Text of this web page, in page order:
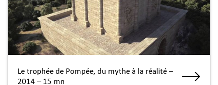
Le trophée de Pompée, du mythe à la réalité –
2014 – 15 mn